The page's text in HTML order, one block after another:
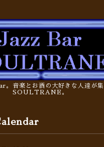
。音楽とお酒の大好きな人達が
SOULTRANE。